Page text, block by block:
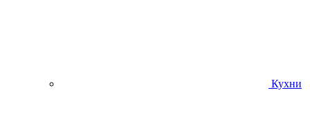
Кухни